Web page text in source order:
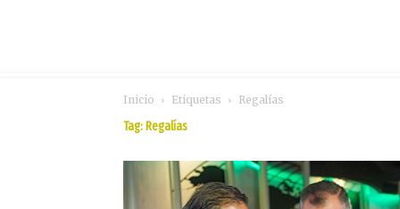
Inicio Etiquetas Regalías
Tag: Regalías